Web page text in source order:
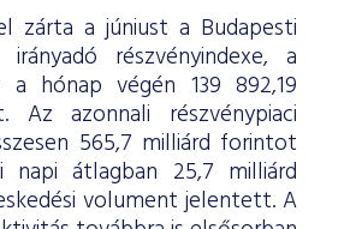
zárta a júniust a Budapesti
irányadó részvényindexe, a
a hónap végén 139 892,19
Az azonnali részvénypiaci
565,7 milliárd forintot
átlagban 25,7 milliárd
volument jelentett. A